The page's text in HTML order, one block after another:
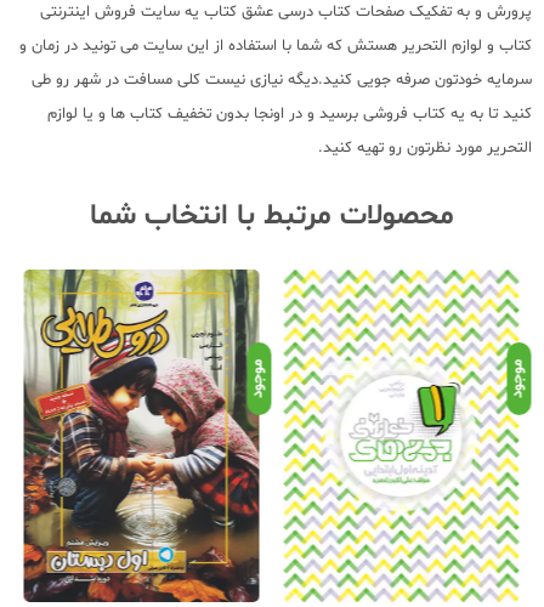
پرورش و به تفکیک صفحات کتاب درسی عشق کتاب یه سایت فروش اینترنتی
کتاب و لوازم التحریر هستش که شما با استفاده از این سایت می تونید در زمان و
سرمایه خودتون صرفه جویی کنید.دیگه نیازی نیست کلی مسافت در شهر رو طی
کنید تا به یه کتاب فروشی برسید و در اونجا بدون تخفیف کتاب ها و یا لوازم
التحریر مورد نظرتون رو تهیه کنید.
محصولات مرتبط با انتخاب شما
موجود موجود